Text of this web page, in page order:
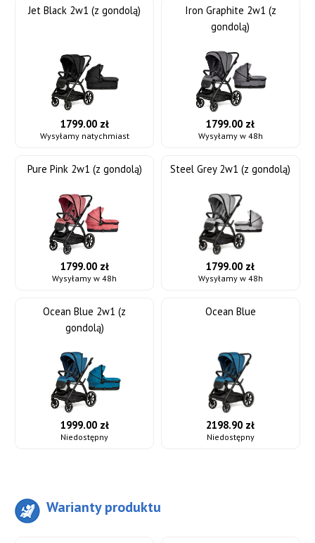
Jet Black 2w1 (z gondolą)
1799.00 zł
Wysyłamy natychmiast
Iron Graphite 2w1 (z
gondolą)
1799.00 zł
Wysyłamy w 48h
Pure Pink 2w1 (z gondolą)
1799.00 zł
Wysyłamy w 48h
Steel Grey 2w1 (z gondolą)
1799.00 zł
Wysyłamy w 48h
Ocean Blue 2w1 (z
gondolą)
1999.00 zł
Niedostępny
Ocean Blue
2198.90 zł
Niedostępny
Warianty produktu